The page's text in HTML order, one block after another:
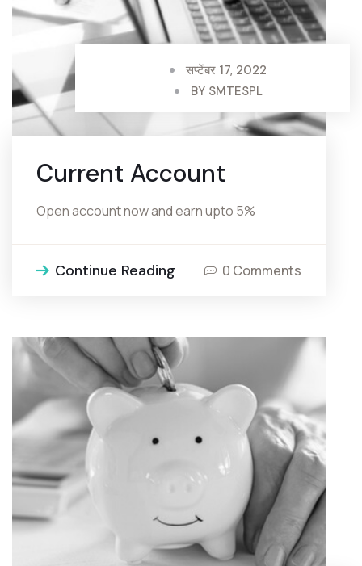
सप्टेंबर 17, 2022
BY SMTESPL
Current Account
Open account now and earn upto 5%
Continue Reading 0 Comments